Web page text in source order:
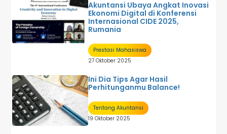
Akuntansi Ubaya Angkat Inovasi
Ekonomi Digital di Konferensi
Internasional CIDE 2025,
Rumania
Prestasi Mahasiswa
27 Oktober 2025
Ini Dia Tips Agar Hasil
Perhitunganmu Balance!
Tentang Akuntansi
19 Oktober 2025